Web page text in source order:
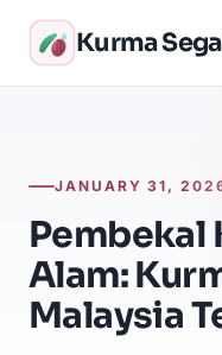
Kurma
JANUARY 31,
Pembekal
Alam:
Malaysia